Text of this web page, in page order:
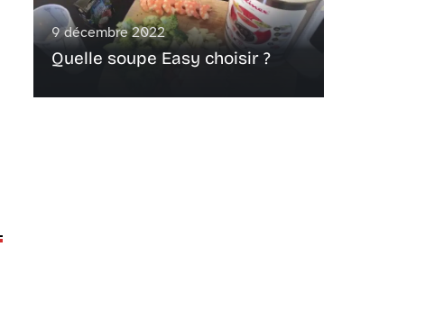
9 décembre 2022
Quelle soupe Easy choisir ?